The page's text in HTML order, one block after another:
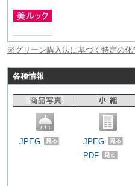
※グリーン購入法に基づく特定の化
各種情報
JPEG
JPEG
PDF